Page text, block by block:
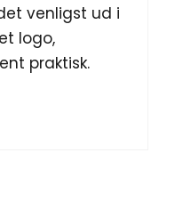
venligst ud i
logo,
praktisk.